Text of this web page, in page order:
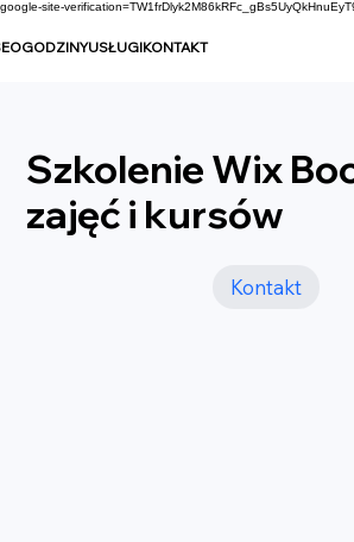
google-site-
GODZINYUSŁUGIKONTAKT
Szkolenie Wix
zajęć i kursów
Kontakt